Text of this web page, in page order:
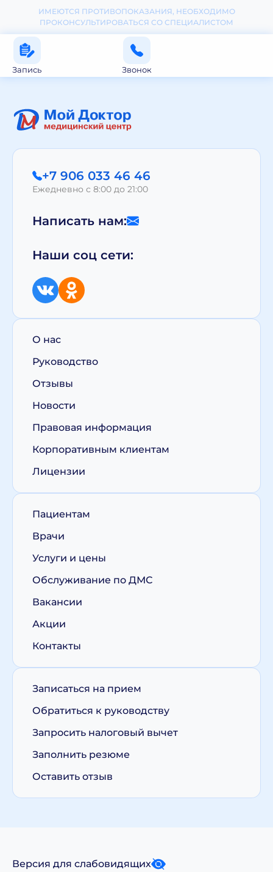
ИМЕЮТСЯ ПРОТИВОПОКАЗАНИЯ, НЕОБХОДИМО
ПРОКОНСУЛЬТИРОВАТЬСЯ СО СПЕЦИАЛИСТОМ
Запись Звонок
+7 906 033 46 46
Ежедневно с 8:00 до 21:00
Написать нам:
Наши соц сети:
О нас
Руководство
Отзывы
Новости
Правовая информация
Корпоративным клиентам
Лицензии
Пациентам
Врачи
Услуги и цены
Обслуживание по ДМС
Вакансии
Акции
Контакты
Записаться на прием
Обратиться к руководству
Запросить налоговый вычет
Заполнить резюме
Оставить отзыв
Версия для слабовидящих